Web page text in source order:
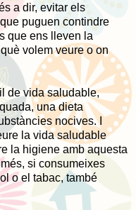
a dir, evitar els
puguen contindre
que ens lleven la
volem veure o on
de vida saludable,
una dieta
nocives. I
la vida saludable
la higiene amb aquesta
si consumeixes
o el tabac, també